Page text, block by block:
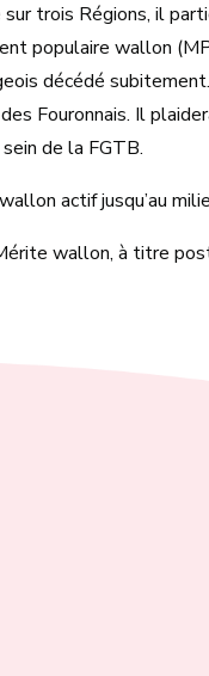
trois Régions, il
populaire wallon
décédé
Fouronnais. Il
de la FGTB.
actif jusqu’au
wallon, à titre